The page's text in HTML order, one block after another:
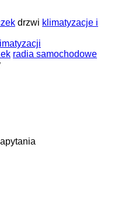
drzwi klimatyzacje i
radia samochodowe